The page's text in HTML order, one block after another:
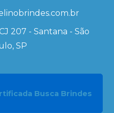
207 - Santana - São
SP
Busca Brindes